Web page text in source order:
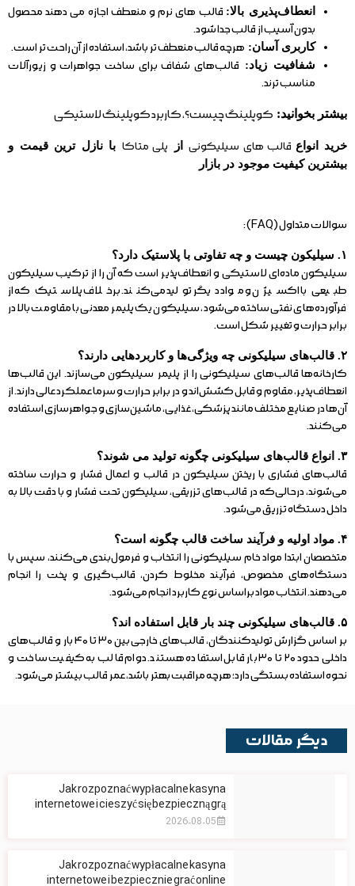
انعطاف‌پذیری بالا: قالب های نرم و منعطف اجازه می دهند محصول
بدون آسیب از قالب جدا شود.
کاربری آسان: هرچه قالب منعطف تر باشد، استفاده از آن راحت تر است.
شفافیت زیاد: قالب‌های شفاف برای ساخت جواهرات و زیورآلات
مناسب ترند.
بیشتر بخوانید: کوپلینگ چیست؟،کاربرد کوپلینگ لاستیکی
خرید انواع قالب های سیلیکونی از پلی متاکا با نازل ترین قیمت و
بیشترین کیفیت موجود در بازار
سوالات متداول (FAQ) :
۱. سیلیکون چیست و چه تفاوتی با پلاستیک دارد؟
سیلیکون ماده‌ای لاستیکی و انعطاف‌پذیر است که آن را از ترکیب سیلیکون
طبیعی با اکسیژن و مواد دیگر تولید می‌کنند. برخلاف پلاستیک که از
فرآورده‌های نفتی ساخته می‌شود، سیلیکون یک پلیمر معدنی با مقاومت بالا در
برابر حرارت و تغییر شکل است.
۲. قالب‌های سیلیکونی چه ویژگی‌ها و کاربردهایی دارند؟
کارخانه‌ها قالب‌های سیلیکونی را از پلیمر سیلیکون می‌سازند. این قالب‌ها
انعطاف‌پذیر، مقاوم و قابل کشش‌اند و در برابر حرارت و سرما عملکرد عالی دارند. از
آن‌ها در صنایع مختلف مانند پزشکی، غذایی، ماشین‌سازی و جواهرسازی استفاده
می‌کنند.
۳. انواع قالب‌های سیلیکونی چگونه تولید می شوند؟
قالب‌های فشاری با ریختن سیلیکون در قالب و اعمال فشار و حرارت ساخته
می‌شوند، درحالی‌که در قالب‌های تزریقی، سیلیکون تحت فشار و با دقت بالا به
داخل دستگاه تزریق می‌شود.
۴. مواد اولیه و فرآیند ساخت قالب چگونه است؟
متخصصان ابتدا مواد خام سیلیکونی را انتخاب و فرمول‌بندی می‌کنند، سپس با
دستگاه‌های مخصوص، فرآیند مخلوط کردن، قالب‌گیری و پخت را انجام
می‌دهند. انتخاب مواد براساس نوع کاربرد انجام می‌شود.
۵. قالب‌های سیلیکونی چند بار قابل استفاده اند؟
بر اساس گزارش تولیدکنندگان، قالب‌های خارجی بین ۳۰ تا ۴۰ بار و قالب‌های
داخلی حدود ۲۰ تا ۳۰ بار قابل استفاده هستند. دوام قالب به کیفیت ساخت و
نحوه استفاده بستگی دارد؛ هرچه مراقبت بهتر باشد، عمر قالب بیشتر می‌شود.
دیگر مقالات
Jak rozpoznać wypłacalne kasyna
internetowe i cieszyć się bezpieczną grą
Jak rozpoznać wypłacalne kasyna
internetowe i bezpiecznie grać online